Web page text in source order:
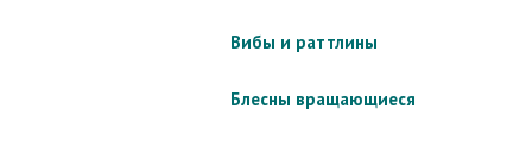
Вибы и раттлины
Блесны вращающиеся